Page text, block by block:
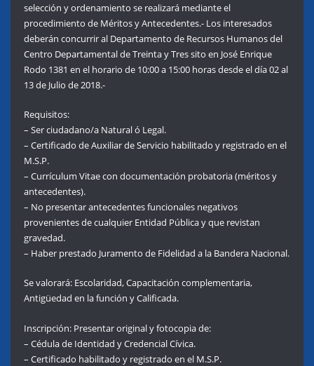
selección y ordenamiento se realizará mediante el
procedimiento de Méritos y Antecedentes.- Los interesados
deberán concurrir al Departamento de Recursos Humanos del
Centro Departamental de Treinta y Tres sito en José Enrique
Rodo 1381 en el horario de 10:00 a 15:00 horas desde el día 02 al
13 de Julio de 2018.-
Requisitos:
– Ser ciudadano/a Natural ó Legal.
– Certificado de Auxiliar de Servicio habilitado y registrado en el
M.S.P.
– Currículum Vitae con documentación probatoria (méritos y
antecedentes).
– No presentar antecedentes funcionales negativos
provenientes de cualquier Entidad Pública y que revistan
gravedad.
– Haber prestado Juramento de Fidelidad a la Bandera Nacional.
Se valorará: Escolaridad, Capacitación complementaria,
Antigüedad en la función y Calificada.
Inscripción: Presentar original y fotocopia de:
– Cédula de Identidad y Credencial Cívica.
– Certificado habilitado y registrado en el M.S.P.